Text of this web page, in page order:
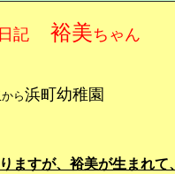
日記 裕美ちゃん
から浜町幼稚
ますが、裕美が生まれ